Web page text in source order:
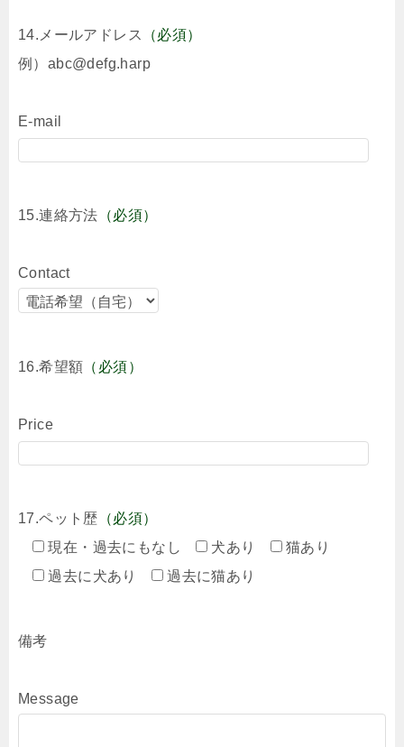
14.メールアドレス
（必須）
例）abc@defg.harp
E-mail
15.連絡方法 （必須）
Contact
16.希望額 （必須）
Price
17.ペット歴 （必須）
現在・過去にもなし
犬あり
猫あり
過去に犬あり
過去に猫あり
備考
Message